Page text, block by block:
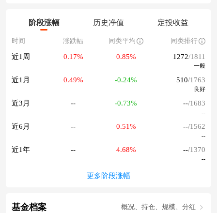
阶段涨幅 历史净值 定投收益
时间 涨跌幅 同类平均 同类排行
近1周 0.17% 0.85% 1272/1811
一般
近1月 0.49% -0.24% 510/1763
良好
近3月 -- -0.73% --/1683
--
近6月 -- 0.51% --/1562
--
近1年 -- 4.68% --/1370
--
更多阶段涨幅
基金档案 概况、持仓、规模、分红